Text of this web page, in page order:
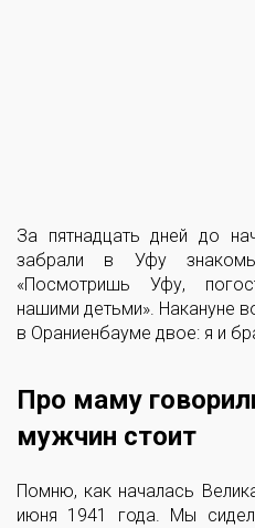
За пятнадцать дней до
забрали в Уфу
«Посмотришь Уфу,
нашими детьми». Накануне
в Ораниенбауме двое: я и
Про маму
мужчин стоит
Помню, как началась
июня 1941 года. Мы